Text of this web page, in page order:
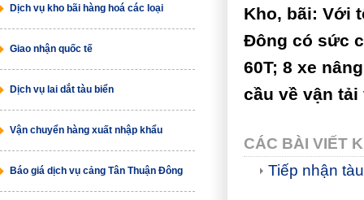
Dịch vụ kho bãi hàng hoá các loại
Giao nhận quốc tế
Dịch vụ lai dắt tàu biển
Vận chuyển hàng xuất nhập khẩu
Báo giá dịch vụ cảng Tân Thuận Đông
Kho, bãi: Với
Đông có sức
60T; 8 xe
cầu về vận
CÁC BÀI VIẾT
Tiếp nhận